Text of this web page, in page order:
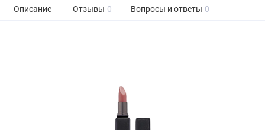
Описание Отзывы 0 Вопросы и ответы 0